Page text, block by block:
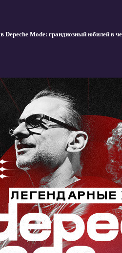
Depeche Mode: грандиозный юбилей в